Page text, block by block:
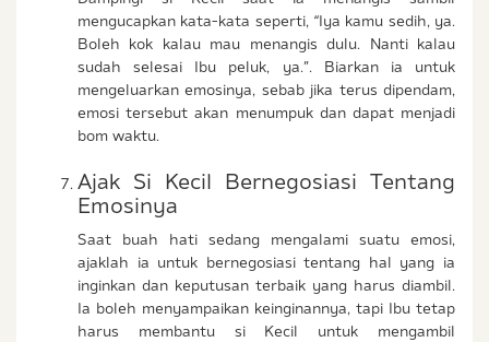
mengucapkan kata-kata seperti, “Iya kamu sedih, ya.
Boleh kok kalau mau menangis dulu. Nanti kalau
sudah selesai Ibu peluk, ya.”. Biarkan ia untuk
mengeluarkan emosinya, sebab jika terus dipendam,
emosi tersebut akan menumpuk dan dapat menjadi
bom waktu.
Ajak Si Kecil Bernegosiasi Tentang
Emosinya
Saat buah hati sedang mengalami suatu emosi,
ajaklah ia untuk bernegosiasi tentang hal yang ia
inginkan dan keputusan terbaik yang harus diambil.
Ia boleh menyampaikan keinginannya, tapi Ibu tetap
harus membantu si Kecil untuk mengambil